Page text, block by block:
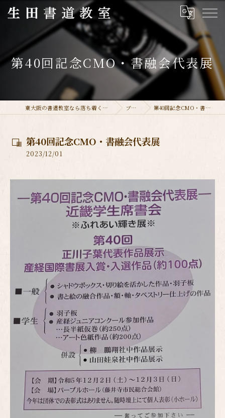
第40回記念CMO・書融会代表展
東大阪の書道教室なら落ち着く生田書道教室 ブログ 第40回記念CMO・書融会代表展
第40回記念CMO・書融会代表展
2023/12/01